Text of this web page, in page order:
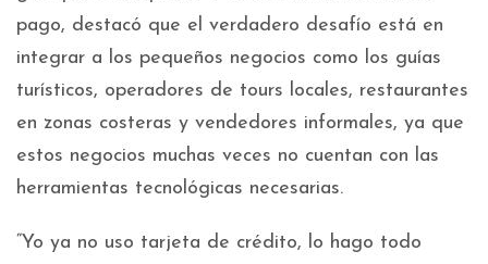
pago, destacó que el verdadero desafío está en
integrar a los pequeños negocios como los guías
turísticos, operadores de tours locales, restaurantes
en zonas costeras y vendedores informales, ya que
estos negocios muchas veces no cuentan con las
herramientas tecnológicas necesarias.
“Yo ya no uso tarjeta de crédito, lo hago todo